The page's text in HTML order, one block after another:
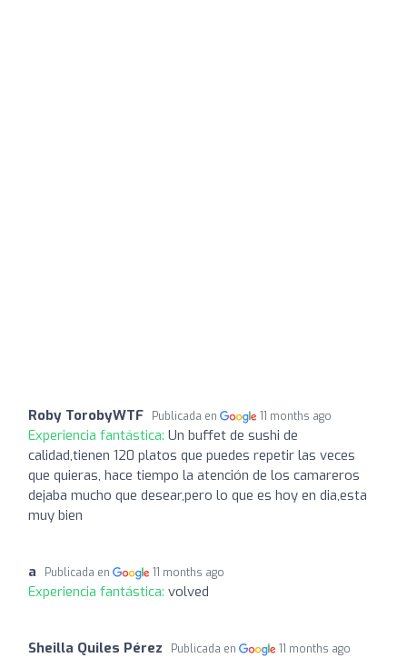
Roby TorobyWTF Publicada en 11 months ago
Experiencia fantástica: Un buffet de sushi de
calidad,tienen 120 platos que puedes repetir las veces
que quieras, hace tiempo la atención de los camareros
dejaba mucho que desear,pero lo que es hoy en dia,esta
muy bien
a Publicada en 11 months ago
Experiencia fantástica: volved
Sheilla Quiles Pérez Publicada en 11 months ago